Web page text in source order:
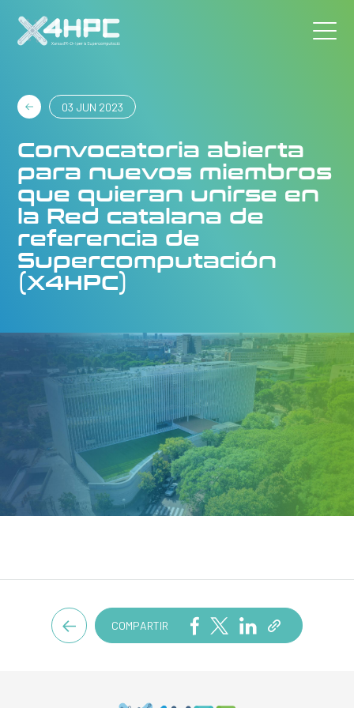
03 JUN 2023
Convocatoria abierta
para nuevos miembros
que quieran unirse en
la Red catalana de
referencia de
Supercomputación
(X4HPC)
COMPARTIR